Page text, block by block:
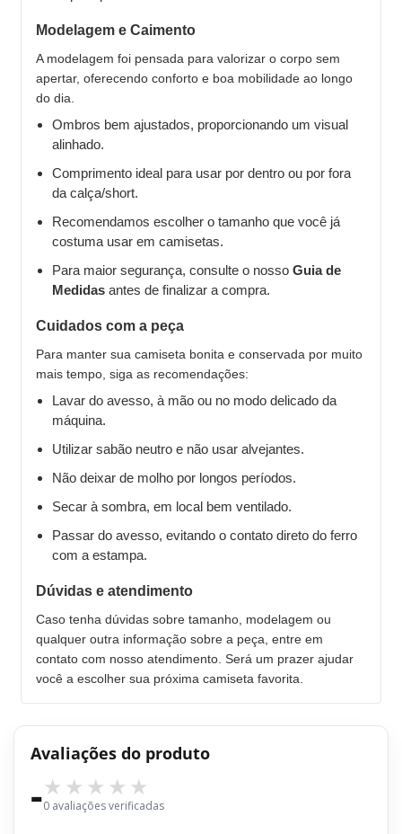
Modelagem e Caimento
A modelagem foi pensada para valorizar o corpo sem
apertar, oferecendo conforto e boa mobilidade ao longo
do dia.
Ombros bem ajustados, proporcionando um visual
alinhado.
Comprimento ideal para usar por dentro ou por fora
da calça/short.
Recomendamos escolher o tamanho que você já
costuma usar em camisetas.
Para maior segurança, consulte o nosso Guia de
Medidas antes de finalizar a compra.
Cuidados com a peça
Para manter sua camiseta bonita e conservada por muito
mais tempo, siga as recomendações:
Lavar do avesso, à mão ou no modo delicado da
máquina.
Utilizar sabão neutro e não usar alvejantes.
Não deixar de molho por longos períodos.
Secar à sombra, em local bem ventilado.
Passar do avesso, evitando o contato direto do ferro
com a estampa.
Dúvidas e atendimento
Caso tenha dúvidas sobre tamanho, modelagem ou
qualquer outra informação sobre a peça, entre em
contato com nosso atendimento. Será um prazer ajudar
você a escolher sua próxima camiseta favorita.
Avaliações do produto
-0 avaliações verificadas